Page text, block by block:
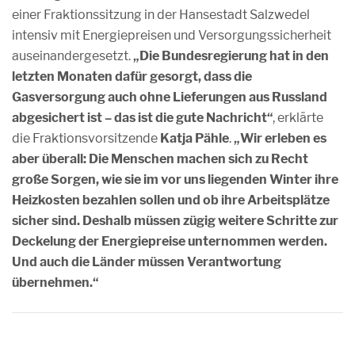
einer Fraktionssitzung in der Hansestadt Salzwedel
intensiv mit Energiepreisen und Versorgungssicherheit
auseinandergesetzt.„Die Bundesregierung hat in den
letzten Monaten dafür gesorgt, dass die
Gasversorgung auch ohne Lieferungen aus Russland
abgesichert ist – das ist die gute Nachricht“, erklärte
die Fraktionsvorsitzende Katja Pähle.„Wir erleben es
aber überall: Die Menschen machen sich zu Recht
große Sorgen, wie sie im vor uns liegenden Winter ihre
Heizkosten bezahlen sollen und ob ihre Arbeitsplätze
sicher sind. Deshalb müssen zügig weitere Schritte zur
Deckelung der Energiepreise unternommen werden.
Und auch die Länder müssen Verantwortung
übernehmen.“